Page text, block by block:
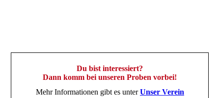
Du bist interessiert?
Dann komm bei unseren Proben vorbei!
Mehr Informationen gibt es unterUnser Verein